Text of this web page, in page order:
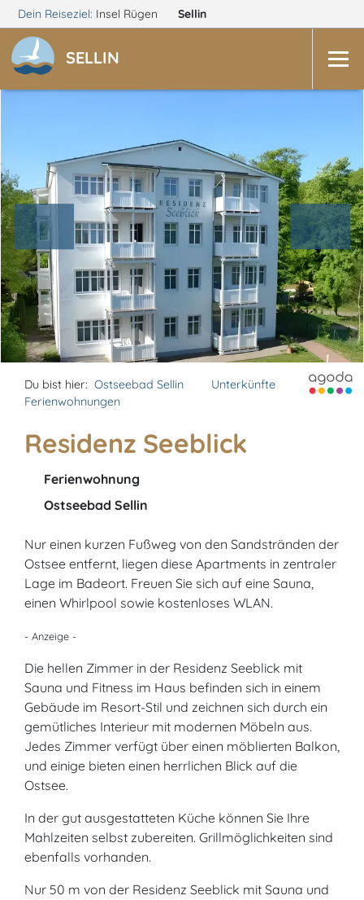
Dein Reiseziel: Insel Rügen Sellin
SELLIN
Du bist hier: Ostseebad Sellin
Unterkünfte
Ferienwohnungen
Residenz Seeblick
Ferienwohnung
Ostseebad Sellin
Nur einen kurzen Fußweg von den Sandstränden der
Ostsee entfernt, liegen diese Apartments in zentraler
Lage im Badeort. Freuen Sie sich auf eine Sauna,
einen Whirlpool sowie kostenloses WLAN.
- Anzeige -
Die hellen Zimmer in der Residenz Seeblick mit
Sauna und Fitness im Haus befinden sich in einem
Gebäude im Resort-Stil und zeichnen sich durch ein
gemütliches Interieur mit modernen Möbeln aus.
Jedes Zimmer verfügt über einen möblierten Balkon,
und einige bieten einen herrlichen Blick auf die
Ostsee.
In der gut ausgestatteten Küche können Sie Ihre
Mahlzeiten selbst zubereiten. Grillmöglichkeiten sind
ebenfalls vorhanden.
Nur 50 m von der Residenz Seeblick mit Sauna und